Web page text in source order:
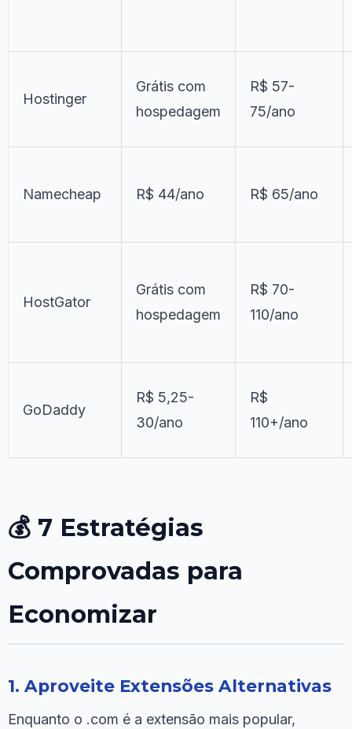
Hostinger
Grátis com
hospedagem
R$ 57-
75/ano
Namecheap R$ 44/ano R$ 65/ano
HostGator
Grátis com
hospedagem
R$ 70-
110/ano
GoDaddy
R$ 5,25-
30/ano
R$
110+/ano
💰 7 Estratégias
Comprovadas para
Economizar
1. Aproveite Extensões Alternativas
Enquanto o .com é a extensão mais popular,